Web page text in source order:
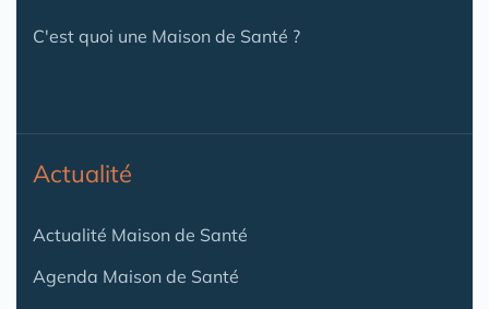
C'est quoi une Maison de Santé ?
Actualité
Actualité Maison de Santé
Agenda Maison de Santé